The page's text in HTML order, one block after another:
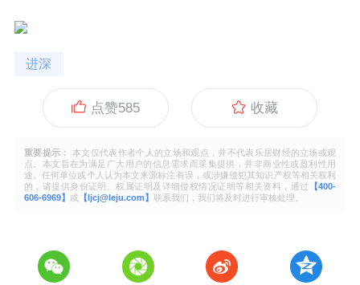
进深
点赞585 收藏
重要提示：
本文仅代表作者个人的立场和观点，并不代表乐居财经的立场或观
点。本文旨在为满足广大用户的信息需求而采集提供，并非商业性或盈利性用
途。任何单位或个人认为本文来源标注有误，或涉嫌侵犯其知识产权等相关权利
的，请提供身份证明、权属证明及详细侵权情况证明等相关资料，通过
【400-
606-6969】 或 【ljcj@leju.com】 联系我们，我们将及时进行审核处理。